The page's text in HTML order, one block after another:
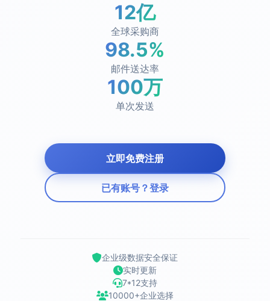
12亿
全球采购商
98.5%
邮件送达率
100万
单次发送
立即免费注册
已有账号？登录
企业级数据安全保证
实时更新
7*12支持
10000+企业选择